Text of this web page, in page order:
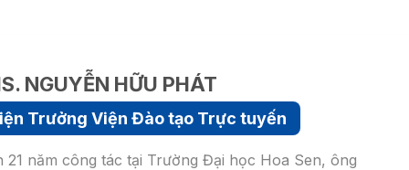
NGUYỄN HỮU PHÁT
Trưởng Viện Đào tạo Trực tuyến
21 năm công tác tại Trường Đại học Hoa Sen, ông